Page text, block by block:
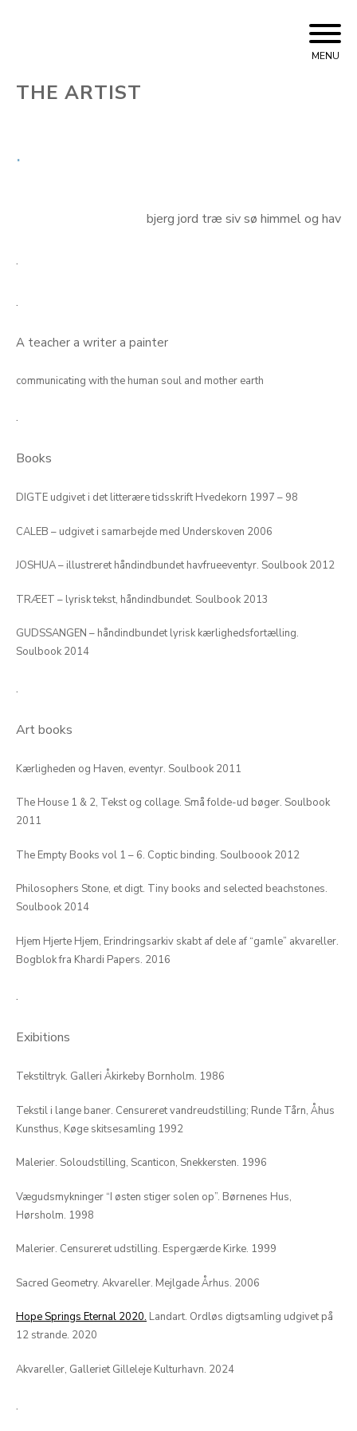
MENU
THE ARTIST
.
bjerg jord træ siv sø himmel og hav
.
.
A teacher a writer a painter
communicating with the human soul and mother earth
.
Books
DIGTE udgivet i det litterære tidsskrift Hvedekorn 1997 – 98
CALEB – udgivet i samarbejde med Underskoven 2006
JOSHUA – illustreret håndindbundet havfrueeventyr. Soulbook 2012
TRÆET – lyrisk tekst, håndindbundet. Soulbook 2013
GUDSSANGEN – håndindbundet lyrisk kærlighedsfortælling.
Soulbook 2014
.
Art books
Kærligheden og Haven, eventyr. Soulbook 2011
The House 1 & 2, Tekst og collage. Små folde-ud bøger. Soulbook
2011
The Empty Books vol 1 – 6. Coptic binding. Soulboook 2012
Philosophers Stone, et digt. Tiny books and selected beachstones.
Soulbook 2014
Hjem Hjerte Hjem, Erindringsarkiv skabt af dele af “gamle” akvareller.
Bogblok fra Khardi Papers. 2016
.
Exibitions
Tekstiltryk. Galleri Åkirkeby Bornholm. 1986
Tekstil i lange baner. Censureret vandreudstilling; Runde Tårn, Åhus
Kunsthus, Køge skitsesamling 1992
Malerier. Soloudstilling, Scanticon, Snekkersten. 1996
Vægudsmykninger “I østen stiger solen op”. Børnenes Hus,
Hørsholm. 1998
Malerier. Censureret udstilling. Espergærde Kirke. 1999
Sacred Geometry. Akvareller. Mejlgade Århus. 2006
Hope Springs Eternal 2020. Landart. Ordløs digtsamling udgivet på
12 strande. 2020
Akvareller, Galleriet Gilleleje Kulturhavn. 2024
.